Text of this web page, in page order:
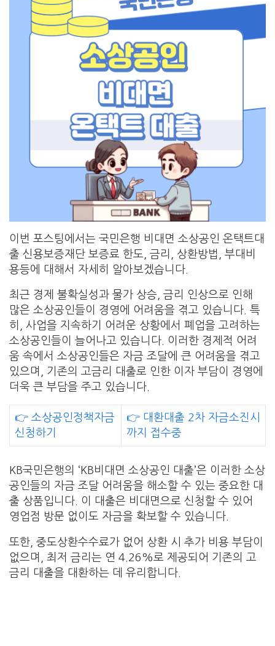
이번 포스팅에서는 국민은행 비대면 소상공인 온택트대
출 신용보증재단 보증료 한도, 금리, 상환방법, 부대비
용등에 대해서 자세히 알아보겠습니다.
최근 경제 불확실성과 물가 상승, 금리 인상으로 인해
많은 소상공인들이 경영에 어려움을 겪고 있습니다. 특
히, 사업을 지속하기 어려운 상황에서 폐업을 고려하는
소상공인들이 늘어나고 있습니다. 이러한 경제적 어려
움 속에서 소상공인들은 자금 조달에 큰 어려움을 겪고
있으며, 기존의 고금리 대출로 인한 이자 부담이 경영에
더욱 큰 부담을 주고 있습니다.
👉 소상공인정책자금
신청하기
👉 대환대출 2차 자금소진시
까지 접수중
KB국민은행의 ‘KB비대면 소상공인 대출’은 이러한 소상
공인들의 자금 조달 어려움을 해소할 수 있는 중요한 대
출 상품입니다. 이 대출은 비대면으로 신청할 수 있어
영업점 방문 없이도 자금을 확보할 수 있습니다.
또한, 중도상환수수료가 없어 상환 시 추가 비용 부담이
없으며, 최저 금리는 연 4.26%로 제공되어 기존의 고
금리 대출을 대환하는 데 유리합니다.